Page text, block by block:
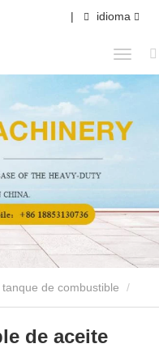
| idioma
de combustible
de aceite